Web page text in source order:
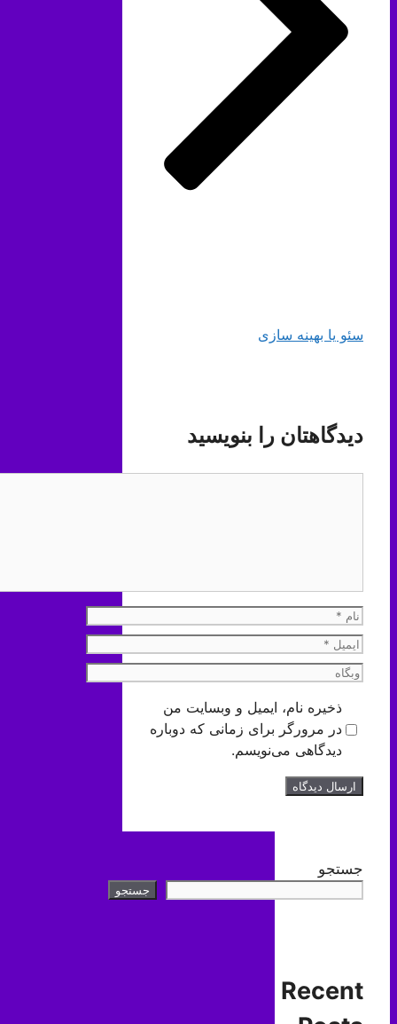
سئو یا بهینه سازی
دیدگاهتان را بنویسید
نام
ایمیل
وبگاه
ذخیره نام، ایمیل و وبسایت من
در مرورگر برای زمانی که دوباره
دیدگاهی می‌نویسم.
جستجو
جستجو
Recent